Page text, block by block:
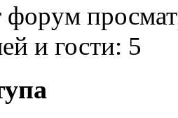
форум
и гости: 5